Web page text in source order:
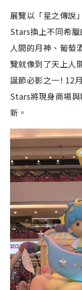
展覽以「星之傳
Stars換上不同希
人間的月神、葡萄
覽就像到了天上人
誕節必影之一! 12
Stars將現身商場
新。